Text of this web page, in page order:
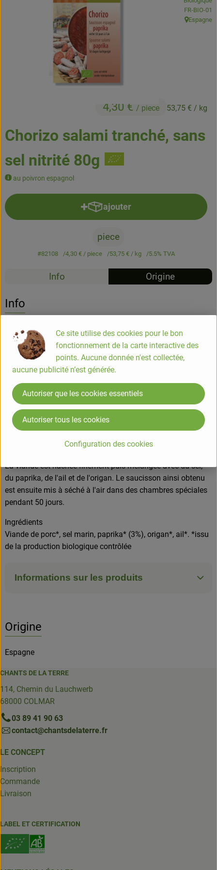
Accessoires et divers
Cosmétique et hygiène
Chorizo salami tranché, sans
sel nitrité 80g
au poivron espagnol
4,30 € / piece 53,75 € / kg
, Autorité
FR-BIO-01
, Origine:
Espagne
ajouter
Ajouter le produit au panier
piece
#82108 4,30 € / piece 53,75 € / kg 5.5% TVA
Info Origine
Info
L'élevage des porc est situé dans la région de "El Bardalejo" à
1200m au dessus du niveau de la mer. Toutes les
charcuteries de bio-verde sont sans sel nitrité.
Utilisation
Sortir le Chorizo du réfrigérateur 10 min avant de le
consommer, c'est à température ambiante que
ses arômes se dévoileront le plus. À déguster à l'apéritif, sur
du pain frais ou pour accomoder vos plats.
La viande est hachée finement puis mélangée avec du sel,
du paprika, de l'ail et de l'origan. Le saucisson ainsi obtenu
est ensuite mis à séché à l'air dans des chambres spéciales
pendant 50 jours.
Ingrédients
Viande de porc*, sel marin, paprika* (3%), origan*, ail*. *issu
de la production biologique contrôlée
Informations sur les produits
Origine
Espagne
CHANTS DE LA TERRE
114, Chemin du Lauchwerb
68000 COLMAR
03 89 41 90 63
contact@chantsdelaterre.fr
LE CONCEPT
Inscription
Commande
Livraison
LABEL ET CERTIFICATION
Ce site utilise des cookies pour le bon
fonctionnement de la carte interactive des
points. Aucune donnée n'est collectée,
aucune publicité n’est générée.
Configuration des cookies
Autoriser que les cookies essentiels
Autoriser tous les cookies